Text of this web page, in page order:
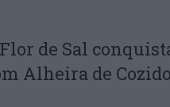
de Sal
Alheira de